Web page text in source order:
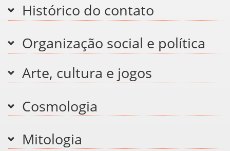
Histórico do contato
Organização social e política
Arte, cultura e jogos
Cosmologia
Mitologia